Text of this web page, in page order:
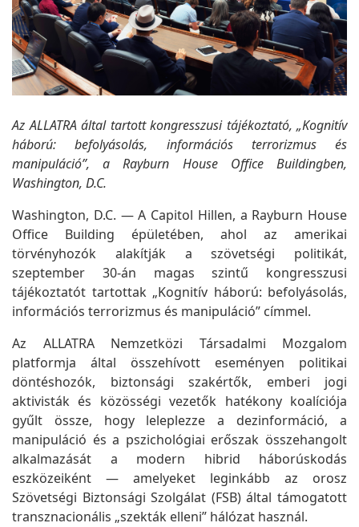
Az ALLATRA által tartott kongresszusi tájékoztató, „Kognitív
háború: befolyásolás, információs terrorizmus és
manipuláció”, a Rayburn House Office Buildingben,
Washington, D.C.
Washington, D.C. — A Capitol Hillen, a Rayburn House
Office Building épületében, ahol az amerikai
törvényhozók alakítják a szövetségi politikát,
szeptember 30-án magas szintű kongresszusi
tájékoztatót tartottak „Kognitív háború: befolyásolás,
információs terrorizmus és manipuláció” címmel.
Az ALLATRA Nemzetközi Társadalmi Mozgalom
platformja által összehívott eseményen politikai
döntéshozók, biztonsági szakértők, emberi jogi
aktivisták és közösségi vezetők hatékony koalíciója
gyűlt össze, hogy leleplezze a dezinformáció, a
manipuláció és a pszichológiai erőszak összehangolt
alkalmazását a modern hibrid háborúskodás
eszközeiként — amelyeket leginkább az orosz
Szövetségi Biztonsági Szolgálat (FSB) által támogatott
transznacionális „szekták elleni” hálózat használ.